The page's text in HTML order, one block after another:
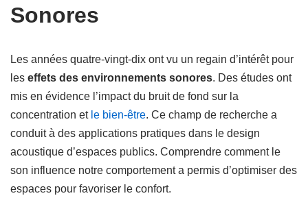
Sonores
Les années quatre-vingt-dix ont vu un regain d’intérêt pour
les effets des environnements sonores. Des études ont
mis en évidence l’impact du bruit de fond sur la
concentration et le bien-être. Ce champ de recherche a
conduit à des applications pratiques dans le design
acoustique d’espaces publics. Comprendre comment le
son influence notre comportement a permis d’optimiser des
espaces pour favoriser le confort.